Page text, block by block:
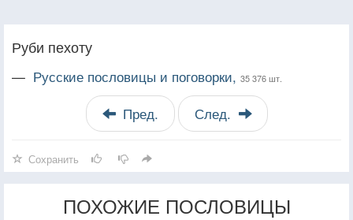
Руби пехоту
— Русские пословицы и поговорки, 35 376 шт.
Пред. След.
Сохранить
ПОХОЖИЕ ПОСЛОВИЦЫ